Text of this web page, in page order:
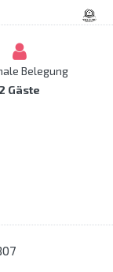
Belegung
2 Gäste